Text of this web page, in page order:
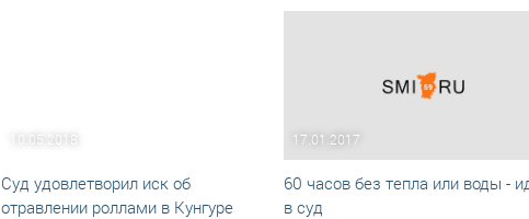
10.05.2018
Суд удовлетворил иск об
отравлении роллами в Кунгуре
17.01.2017
60 часов без тепла или воды -
в суд